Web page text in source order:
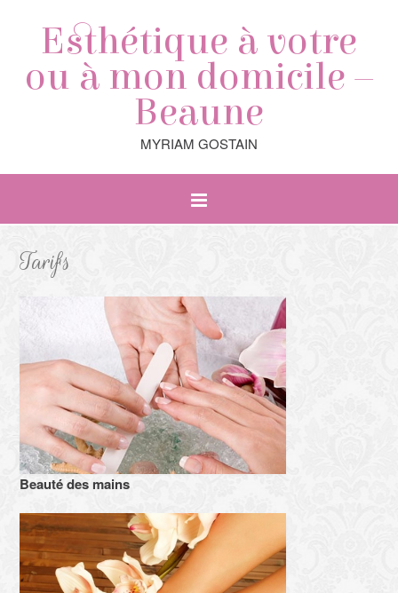
Esthétique à votre
ou à mon domicile –
Beaune
MYRIAM GOSTAIN
Tarifs
Beauté des mains